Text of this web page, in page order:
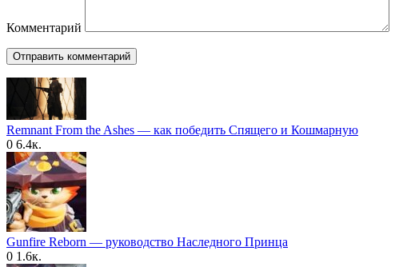
Комментарий
Remnant From the Ashes — как победить Спящего и Кошмарную
0 6.4к.
Gunfire Reborn — руководство Наследного Принца
0 1.6к.